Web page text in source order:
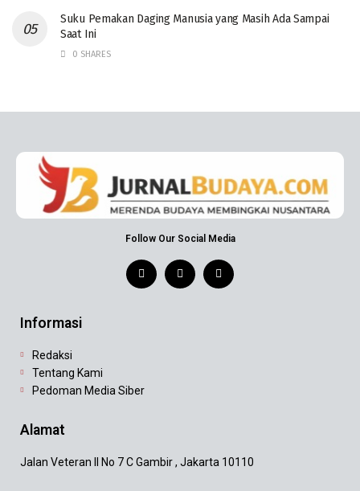
‎Suku Pemakan Daging Manusia yang Masih Ada Sampai
Saat Ini
0 SHARES
Follow Our Social Media
Informasi
Redaksi
Tentang Kami
Pedoman Media Siber
Alamat
Jalan Veteran II No 7 C Gambir , Jakarta 10110